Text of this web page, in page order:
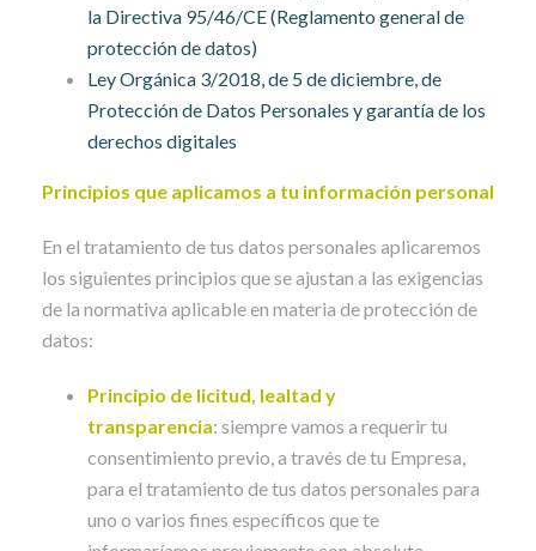
la Directiva 95/46/CE (Reglamento general de
protección de datos)
Ley Orgánica 3/2018, de 5 de diciembre, de
Protección de Datos Personales y garantía de los
derechos digitales
Principios que aplicamos a tu información personal
En el tratamiento de tus datos personales aplicaremos
los siguientes principios que se ajustan a las exigencias
de la normativa aplicable en materia de protección de
datos:
Principio de licitud, lealtad y
transparencia: siempre vamos a requerir tu
consentimiento previo, a través de tu Empresa,
para el tratamiento de tus datos personales para
uno o varios fines específicos que te